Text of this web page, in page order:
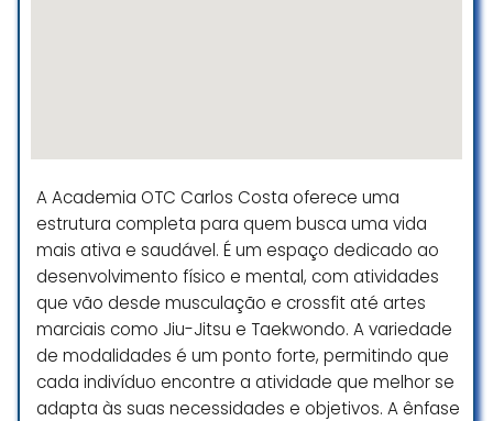
Lucimar Carlota
Academia bem localizada,
professores excelentes, além das
aulas na piscina, também oferece
musculação e pilates.
Estacionamento próprio
Paulo de Tarso
A Academia OTC Carlos Costa oferece uma
estrutura completa para quem busca uma vida
mais ativa e saudável. É um espaço dedicado ao
desenvolvimento físico e mental, com atividades
que vão desde musculação e crossfit até artes
marciais como Jiu-Jitsu e Taekwondo. A variedade
de modalidades é um ponto forte, permitindo que
cada indivíduo encontre a atividade que melhor se
adapta às suas necessidades e objetivos. A ênfase